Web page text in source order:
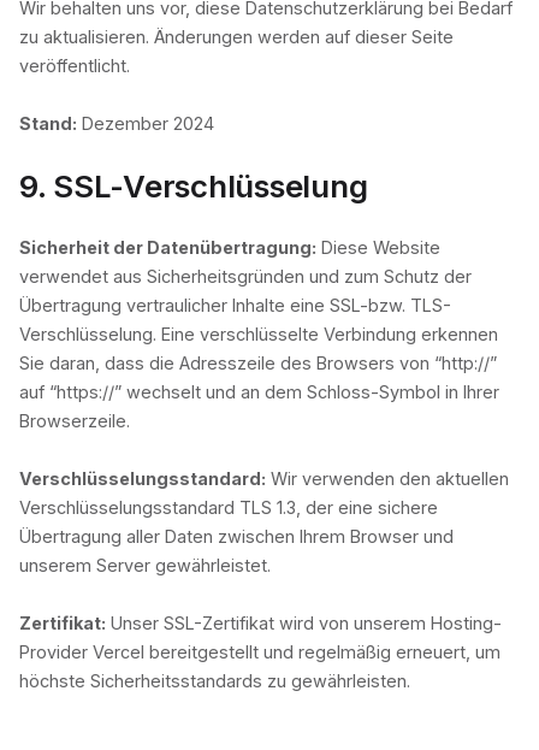
Wir behalten uns vor, diese Datenschutzerklärung bei Bedarf
zu aktualisieren. Änderungen werden auf dieser Seite
veröffentlicht.
Stand: Dezember 2024
9. SSL-Verschlüsselung
Sicherheit der Datenübertragung: Diese Website
verwendet aus Sicherheitsgründen und zum Schutz der
Übertragung vertraulicher Inhalte eine SSL-bzw. TLS-
Verschlüsselung. Eine verschlüsselte Verbindung erkennen
Sie daran, dass die Adresszeile des Browsers von “http://”
auf “https://” wechselt und an dem Schloss-Symbol in Ihrer
Browserzeile.
Verschlüsselungsstandard: Wir verwenden den aktuellen
Verschlüsselungsstandard TLS 1.3, der eine sichere
Übertragung aller Daten zwischen Ihrem Browser und
unserem Server gewährleistet.
Zertifikat: Unser SSL-Zertifikat wird von unserem Hosting-
Provider Vercel bereitgestellt und regelmäßig erneuert, um
höchste Sicherheitsstandards zu gewährleisten.